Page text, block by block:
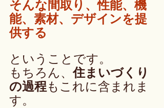
そんな間取り、性能、機
能、素材、デザインを提
供する
ということです。
もちろん、住まいづくり
の過程もこれに含まれま
す。